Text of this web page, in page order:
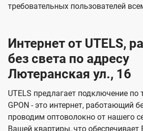
требовательных пользователей
Интернет от UTELS,
без света по адресу
Лютеранская ул., 16
UTELS предлагает подключение по
GPON - это интернет, работающий
проводим оптоволокно от нашего
Вашей квартиры, что обеспечивает